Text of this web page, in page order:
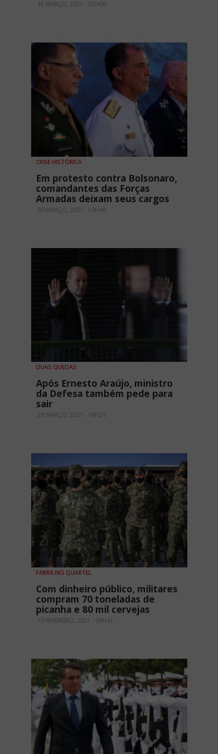
31 MARÇO, 2021 - 07H00
CRISE HISTÓRICA
Em protesto contra Bolsonaro,
comandantes das Forças
Armadas deixam seus cargos
30 MARÇO, 2021 - 13H48
DUAS QUEDAS
Após Ernesto Araújo, ministro
da Defesa também pede para
sair
29 MARÇO, 2021 - 16H29
FARRA NO QUARTEL
Com dinheiro público, militares
compram 70 toneladas de
picanha e 80 mil cervejas
10 FEVEREIRO, 2021 - 09H41